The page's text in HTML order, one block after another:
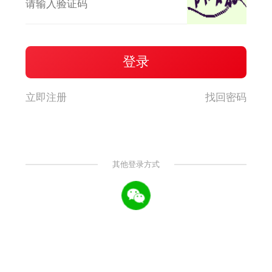
立即注册 找回密码
其他登录方式